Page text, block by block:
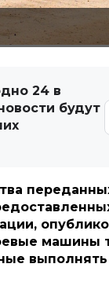
24 в
будут
машины